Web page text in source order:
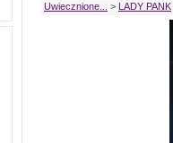
Uwiecznione... > LADY PANK